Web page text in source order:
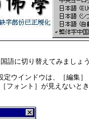
語に切り替えてみましょう
ウインドウは、［編集
フォント］が見えないと